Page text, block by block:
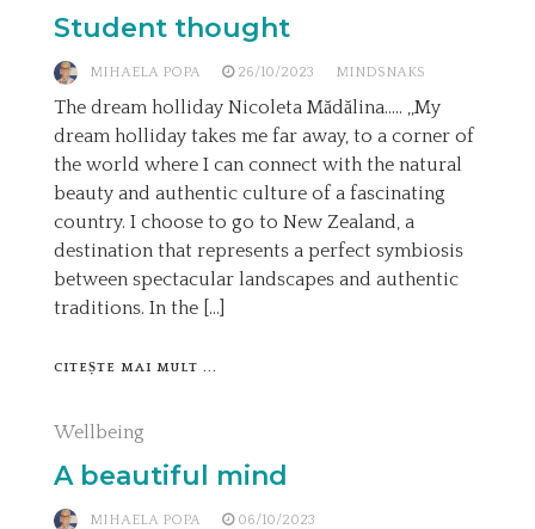
Student thought
MIHAELA POPA 26/10/2023 MINDSNAKS
The dream holliday Nicoleta Mădălina….. ,,My
dream holliday takes me far away, to a corner of
the world where I can connect with the natural
beauty and authentic culture of a fascinating
country. I choose to go to New Zealand, a
destination that represents a perfect symbiosis
between spectacular landscapes and authentic
traditions. In the […]
CITEȘTE MAI MULT ...
Wellbeing
A beautiful mind
MIHAELA POPA
06/10/2023